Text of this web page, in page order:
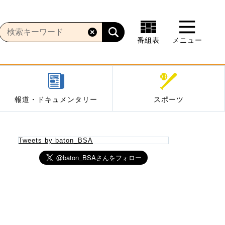
番組表 メニュー
報道・ドキュメンタリー スポーツ
Tweets by baton_BSA